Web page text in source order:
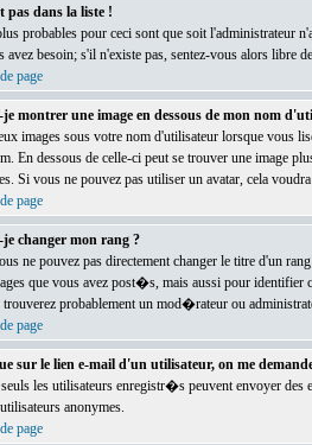
pas dans la liste !
probables pour ceci sont que soit l'administrateur
avez besoin; s'il n'existe pas, sentez-vous alors
page
montrer une image en dessous de mon nom
images sous votre nom d'utilisateur lorsque vous
En dessous de celle-ci peut se trouver une image
Si vous ne pouvez pas utiliser un avatar, cela
page
changer mon rang ?
ne pouvez pas directement changer le titre d'un
que vous avez post�s, mais aussi pour
probablement un mod�rateur ou
page
sur le lien e-mail d'un utilisateur, on me
les utilisateurs enregistr�s peuvent envoyer
anonymes.
page